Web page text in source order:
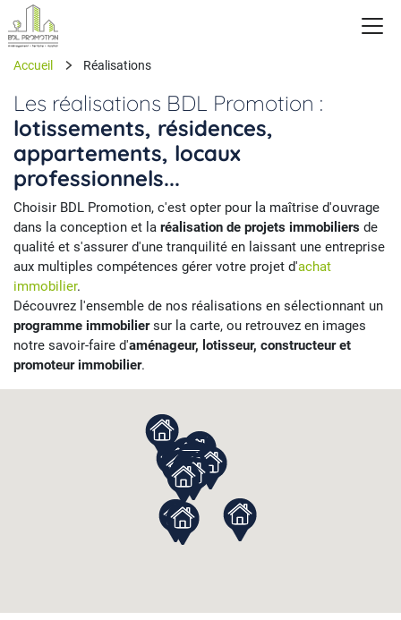
Accueil Réalisations
Les réalisations BDL Promotion :
lotissements, résidences,
appartements, locaux
professionnels...
Choisir BDL Promotion, c'est opter pour la maîtrise d'ouvrage
dans la conception et la réalisation de projets immobiliers de
qualité et s'assurer d'une tranquilité en laissant une entreprise
aux multiples compétences gérer votre projet d'achat
immobilier.
Découvrez l'ensemble de nos réalisations en sélectionnant un
programme immobiliersur la carte, ou retrouvez en images
notre savoir-faire d'aménageur, lotisseur, constructeur et
promoteur immobilier.